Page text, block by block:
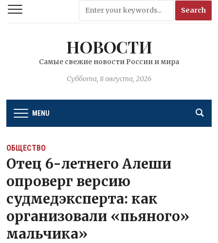
НОВОСТИ
Самые свежие новости России и мира
Суббота, 8 августа, 2026
MENU
ОБЩЕСТВО
Отец 6-летнего Алеши
опроверг версию
судмедэксперта: как
организовали «пьяного»
мальчика»